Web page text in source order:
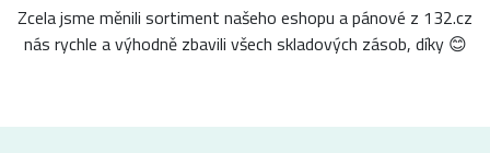
Zcela jsme měnili sortiment našeho eshopu a pánové z 132.cz
nás rychle a výhodně zbavili všech skladových zásob, díky 😊